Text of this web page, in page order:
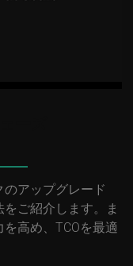
アップグレード
ご紹介します。ま
高め、TCOを最適